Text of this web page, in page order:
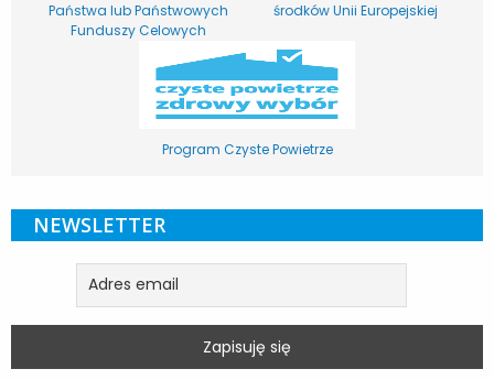
Państwa lub Państwowych
Funduszy Celowych
środków Unii Europejskiej
Program Czyste Powietrze
NEWSLETTER